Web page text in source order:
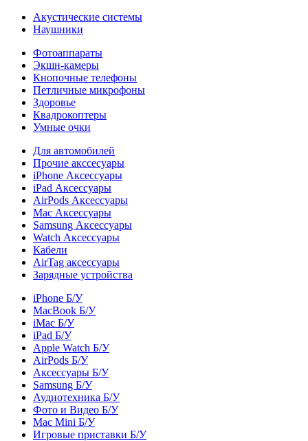
Акустические системы
Наушники
Фотоаппараты
Экшн-камеры
Кнопочные телефоны
Петличные микрофоны
Здоровье
Квадрокоптеры
Умные очки
Для автомобилей
Прочие акссесуары
iPhone Аксессуары
iPad Аксессуары
AirPods Аксессуары
Mac Аксессуары
Samsung Аксессуары
Watch Аксессуары
Кабели
AirTag аксессуары
Зарядные устройства
iPhone Б/У
MacBook Б/У
iMac Б/У
iPad Б/У
Apple Watch Б/У
AirPods Б/У
Аксессуары Б/У
Samsung Б/У
Аудиотехника Б/У
Фото и Видео Б/У
Mac Mini Б/У
Игровые приставки Б/У